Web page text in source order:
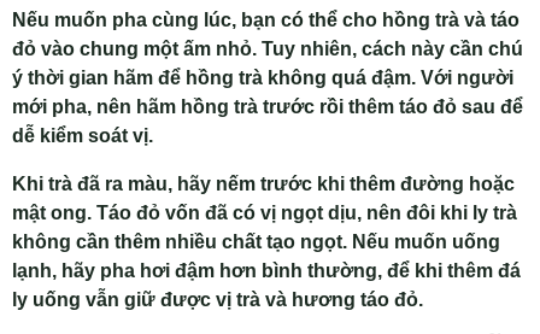
Nếu muốn pha cùng lúc, bạn có thể cho hồng trà và táo
đỏ vào chung một ấm nhỏ. Tuy nhiên, cách này cần chú
ý thời gian hãm để hồng trà không quá đậm. Với người
mới pha, nên hãm hồng trà trước rồi thêm táo đỏ sau để
dễ kiểm soát vị.
Khi trà đã ra màu, hãy nếm trước khi thêm đường hoặc
mật ong. Táo đỏ vốn đã có vị ngọt dịu, nên đôi khi ly trà
không cần thêm nhiều chất tạo ngọt. Nếu muốn uống
lạnh, hãy pha hơi đậm hơn bình thường, để khi thêm đá
ly uống vẫn giữ được vị trà và hương táo đỏ.